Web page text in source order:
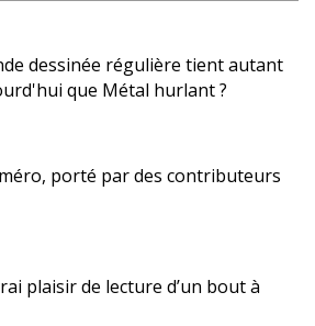
dessinée régulière tient autant
que Métal hurlant ?
porté par des contributeurs
plaisir de lecture d’un bout à